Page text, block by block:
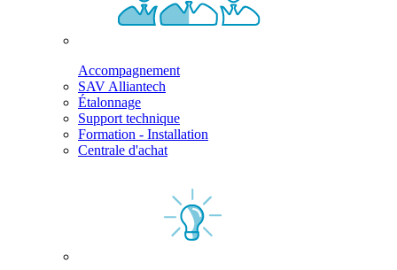
Accompagnement
SAV Alliantech
Étalonnage
Support technique
Formation - Installation
Centrale d'achat